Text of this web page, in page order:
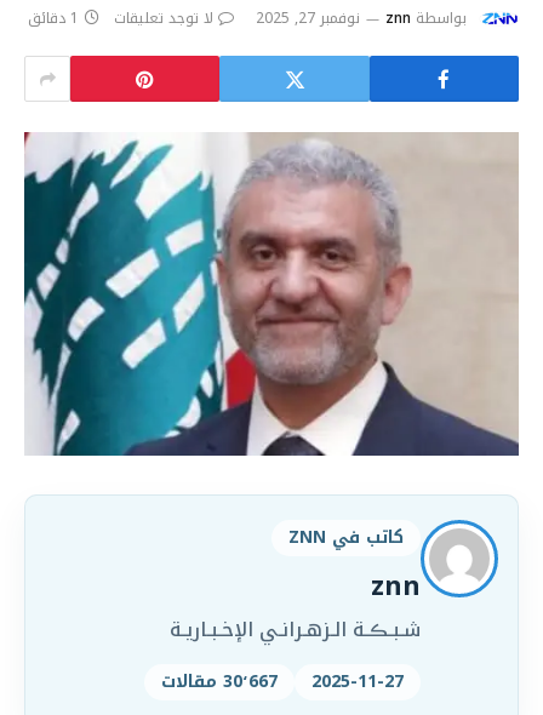
بواسطة znn نوفمبر 27, 2025 لا توجد تعليقات 1 دقائق
كاتب في ZNN
znn
شـبـڪـة الـزهـرانـي الإخـبـاريـة
2025-11-27 30٬667 مقالات